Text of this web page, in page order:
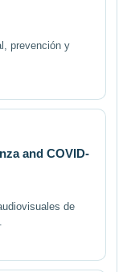
prevención y
and COVID-
de